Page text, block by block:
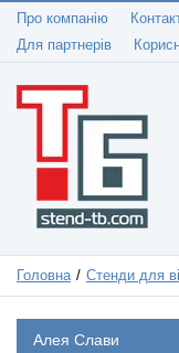
Про компанію
Для партнерів
Головна Стенди для
Алея Слави